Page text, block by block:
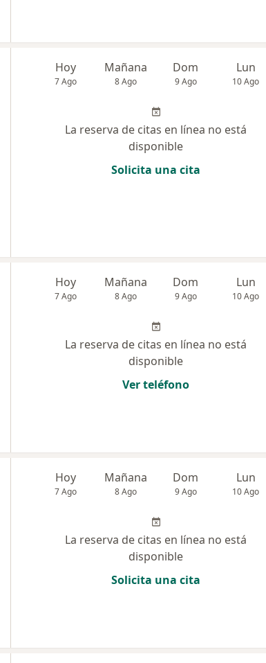
Hoy
7 Ago
Mañana
8 Ago
Dom
9 Ago
Lun
10 Ago
La reserva de citas en línea no está
disponible
Solicita una cita
Hoy
7 Ago
Mañana
8 Ago
Dom
9 Ago
Lun
10 Ago
La reserva de citas en línea no está
disponible
Ver teléfono
Hoy
7 Ago
Mañana
8 Ago
Dom
9 Ago
Lun
10 Ago
La reserva de citas en línea no está
disponible
Solicita una cita